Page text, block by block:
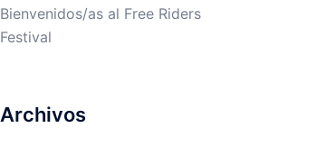
Bienvenidos/as al Free Riders
Festival
Archivos